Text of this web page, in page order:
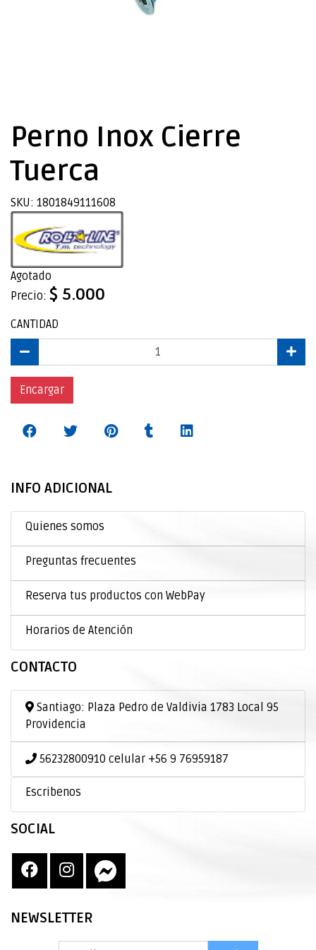
Perno Inox Cierre
Tuerca
SKU: 1801849111608
Agotado
Precio: $ 5.000
CANTIDAD
Encargar
INFO ADICIONAL
Quienes somos
Preguntas frecuentes
Reserva tus productos con WebPay
Horarios de Atención
CONTACTO
Santiago: Plaza Pedro de Valdivia 1783 Local 95
Providencia
56232800910 celular +56 9 76959187
Escribenos
SOCIAL
NEWSLETTER